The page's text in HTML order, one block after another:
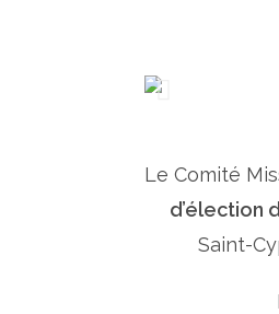
Le Comité
d’élection
Saint-